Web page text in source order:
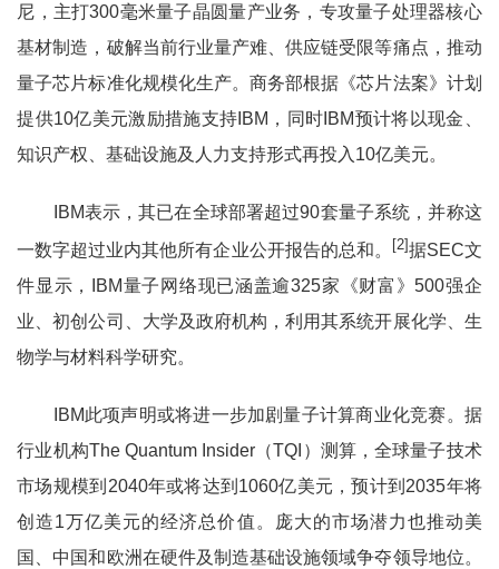
尼，主打300毫米量子晶圆量产业务，专攻量子处理器核心
基材制造，破解当前行业量产难、供应链受限等痛点，推动
量子芯片标准化规模化生产。商务部根据《芯片法案》计划
提供10亿美元激励措施支持IBM，同时IBM预计将以现金、
知识产权、基础设施及人力支持形式再投入10亿美元。
IBM表示，其已在全球部署超过90套量子系统，并称这
一数字超过业内其他所有企业公开报告的总和。 [2]据SEC文
件显示，IBM量子网络现已涵盖逾325家《财富》500强企
业、初创公司、大学及政府机构，利用其系统开展化学、生
物学与材料科学研究。
IBM此项声明或将进一步加剧量子计算商业化竞赛。据
行业机构The Quantum Insider（TQI）测算，全球量子技术
市场规模到2040年或将达到1060亿美元，预计到2035年将
创造1万亿美元的经济总价值。庞大的市场潜力也推动美
国、中国和欧洲在硬件及制造基础设施领域争夺领导地位。